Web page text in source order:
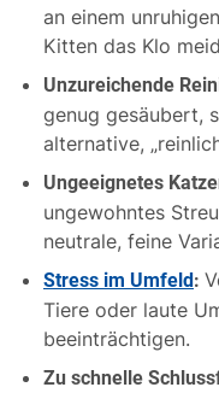
an einem
Kitten das Klo
Unzureichende
genug gesäubert,
alternative,
Ungeeignetes
ungewohntes
neutrale, feine
Stress im Umfeld:
Tiere oder laute
beeinträchtigen.
Zu schnelle